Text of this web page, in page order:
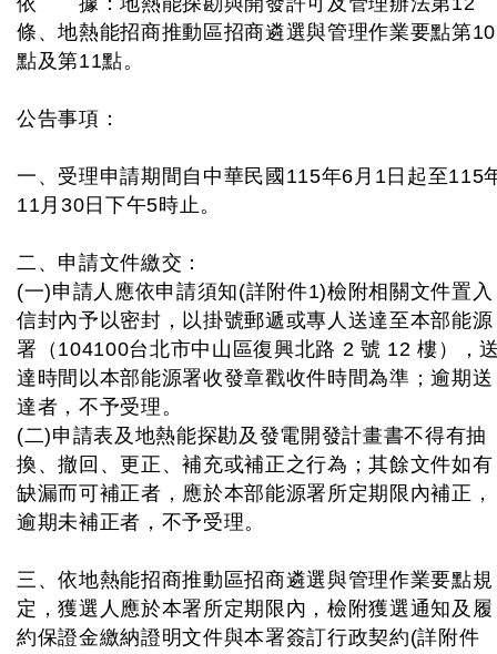
條、地熱能招商推動區招商遴選與管理作業要點第10
點及第11點。
公告事項：
一、受理申請期間自中華民國115年6月1日起至115
11月30日下午5時止。
二、申請文件繳交：
(一)申請人應依申請須知(詳附件1)檢附相關文件置入
信封內予以密封，以掛號郵遞或專人送達至本部能源
署（104100台北市中山區復興北路 2 號 12 樓），
達時間以本部能源署收發章戳收件時間為準；逾期送
達者，不予受理。
(二)申請表及地熱能探勘及發電開發計畫書不得有抽
換、撤回、更正、補充或補正之行為；其餘文件如有
缺漏而可補正者，應於本部能源署所定期限內補正，
逾期未補正者，不予受理。
三、依地熱能招商推動區招商遴選與管理作業要點規
定，獲選人應於本署所定期限內，檢附獲選通知及履
約保證金繳納證明文件與本署簽訂行政契約(詳附件